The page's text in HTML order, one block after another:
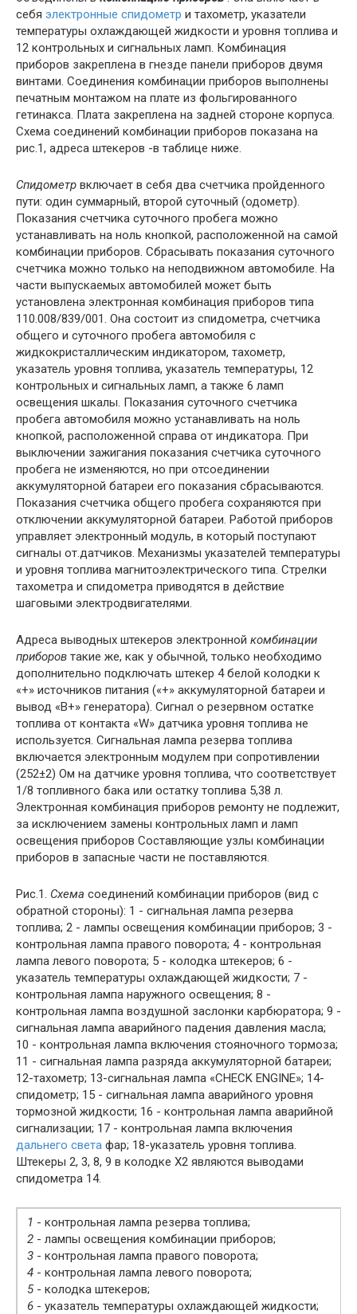
себя электронные спидометр и тахометр, указатели
температуры охлаждающей жидкости и уровня топлива и
12 контрольных и сигнальных ламп. Комбинация
приборов закреплена в гнезде панели приборов двумя
винтами. Соединения комбинации приборов выполнены
печатным монтажом на плате из фольгированного
гетинакса. Плата закреплена на задней стороне корпуса.
Схема соединений комбинации приборов показана на
рис.1, адреса штекеров -в таблице ниже.
Спидометр включает в себя два счетчика пройденного
пути: один суммарный, второй суточный (одометр).
Показания счетчика суточного пробега можно
устанавливать на ноль кнопкой, расположенной на самой
комбинации приборов. Сбрасывать показания суточного
счетчика можно только на неподвижном автомобиле. На
части выпускаемых автомобилей может быть
установлена электронная комбинация приборов типа
110.008/839/001. Она состоит из спидометра, счетчика
общего и суточного пробега автомобиля с
жидкокристаллическим индикатором, тахометр,
указатель уровня топлива, указатель температуры, 12
контрольных и сигнальных ламп, а также 6 ламп
освещения шкалы. Показания суточного счетчика
пробега автомобиля можно устанавливать на ноль
кнопкой, расположенной справа от индикатора. При
выключении зажигания показания счетчика суточного
пробега не изменяются, но при отсоединении
аккумуляторной батареи его показания сбрасываются.
Показания счетчика общего пробега сохраняются при
отключении аккумуляторной батареи. Работой приборов
управляет электронный модуль, в который поступают
сигналы от.датчиков. Механизмы указателей температуры
и уровня топлива магнитоэлектрического типа. Стрелки
тахометра и спидометра приводятся в действие
шаговыми электродвигателями.
Адреса выводных штекеров электронной комбинации
приборов такие же, как у обычной, только необходимо
дополнительно подключать штекер 4 белой колодки к
«+» источников питания («+» аккумуляторной батареи и
вывод «В+» генератора). Сигнал о резервном остатке
топлива от контакта «W» датчика уровня топлива не
используется. Сигнальная лампа резерва топлива
включается электронным модулем при сопротивлении
(252±2) Ом на датчике уровня топлива, что соответствует
1/8 топливного бака или остатку топлива 5,38 л.
Электронная комбинация приборов ремонту не подлежит,
за исключением замены контрольных ламп и ламп
освещения приборов Составляющие узлы комбинации
приборов в запасные части не поставляются.
Рис.1. Схема соединений комбинации приборов (вид с
обратной стороны): 1 - сигнальная лампа резерва
топлива; 2 - лампы освещения комбинации приборов; 3 -
контрольная лампа правого поворота; 4 - контрольная
лампа левого поворота; 5 - колодка штекеров; 6 -
указатель температуры охлаждающей жидкости; 7 -
контрольная лампа наружного освещения; 8 -
контрольная лампа воздушной заслонки карбюратора; 9 -
сигнальная лампа аварийного падения давления масла;
10 - контрольная лампа включения стояночного тормоза;
11 - сигнальная лампа разряда аккумуляторной батареи;
12-тахометр; 13-сигнальная лампа «CHECK ENGINE»; 14-
спидометр; 15 - сигнальная лампа аварийного уровня
тормозной жидкости; 16 - контрольная лампа аварийной
сигнализации; 17 - контрольная лампа включения
дальнего света фар; 18-указатель уровня топлива.
Штекеры 2, 3, 8, 9 в колодке Х2 являются выводами
спидометра 14.
1 - контрольная лампа резерва топлива;
2 - лампы освещения комбинации приборов;
3 - контрольная лампа правого поворота;
4 - контрольная лампа левого поворота;
5 - колодка штекеров;
6 - указатель температуры охлаждающей жидкости;